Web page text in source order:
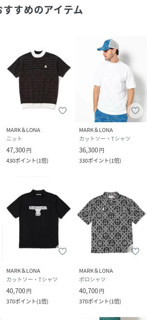
すすめのアイテム
MARK＆LONA
ニット
47,300円
430ポイント(1倍)
MARK＆LONA
カットソー・Tシャツ
36,300円
330ポイント(1倍)
MARK＆LONA
カットソー・Tシャツ
40,700円
370ポイント(1倍)
MARK＆LONA
ポロシャツ
40,700円
370ポイント(1倍)